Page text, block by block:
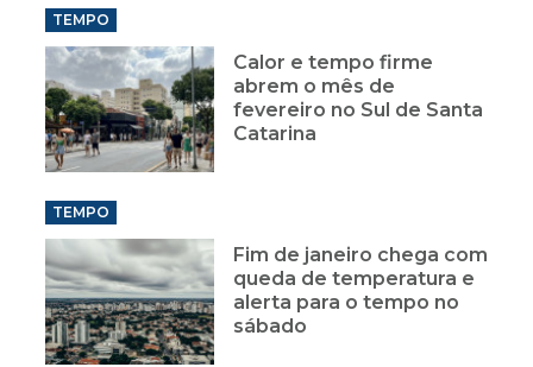
TEMPO
Calor e tempo firme
abrem o mês de
fevereiro no Sul de Santa
Catarina
TEMPO
Fim de janeiro chega com
queda de temperatura e
alerta para o tempo no
sábado